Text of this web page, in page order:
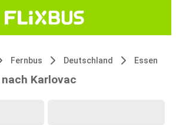
Fernbus Deutschland Essen
Karlovac